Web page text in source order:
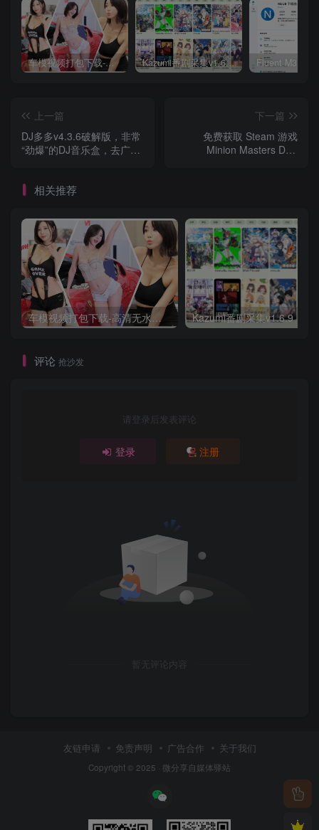
车模视频打包下载-高清无水印版 Kazumi番剧采集v1.6.9：支持自定义规则+在线观看+弹幕，跨平台下载
上一篇
DJ多多v4.3.6破解版，非常
“劲爆”的DJ音乐盒，去广
下一篇
免费获取 Steam 游戏
Minion Masters DLC
相关推荐
车模视频打包下载-高清无水印版
评论 抢沙发
请登录后发表评论
登录 注册
暂无评论内容
友链申请 免责声明 广告合作 关于我们
Copyright © 2025 · 微分享自媒体驿站